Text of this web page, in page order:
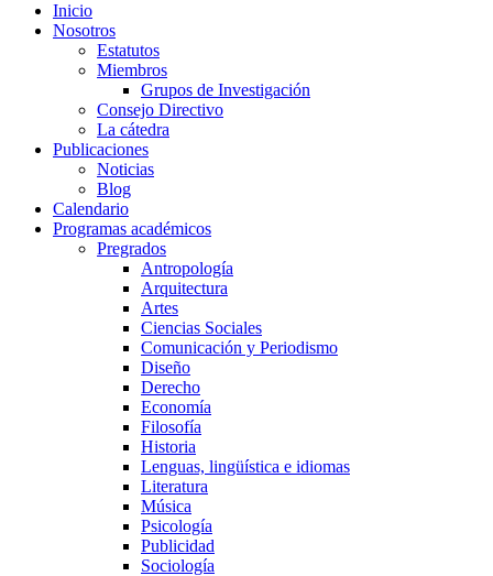
Inicio
Nosotros
Estatutos
Miembros
Grupos de Investigación
Consejo Directivo
La cátedra
Publicaciones
Noticias
Blog
Calendario
Programas académicos
Pregrados
Antropología
Arquitectura
Artes
Ciencias Sociales
Comunicación y Periodismo
Diseño
Derecho
Economía
Filosofía
Historia
Lenguas, lingüística e idiomas
Literatura
Música
Psicología
Publicidad
Sociología